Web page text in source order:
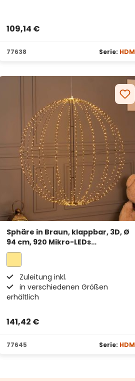
109,14 €
77638 Serie: HDM
Sphäre in Braun, klappbar, 3D, Ø
94 cm, 920 Mikro-LEDs
Warmweiß, für Innenbereich
Zuleitung inkl.
in verschiedenen Größen
erhältlich
141,42 €
77645 Serie: HDM